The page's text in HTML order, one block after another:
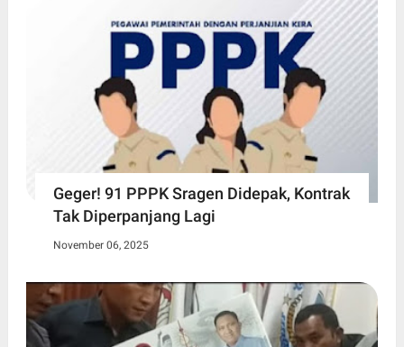
Geger! 91 PPPK Sragen Didepak, Kontrak
Tak Diperpanjang Lagi
November 06, 2025